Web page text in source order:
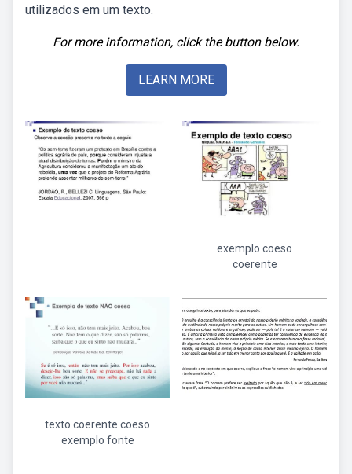
utilizados em um texto.
For more information, click the button below.
LEARN MORE
exemplo coeso
coerente
texto coerente coeso
exemplo fonte